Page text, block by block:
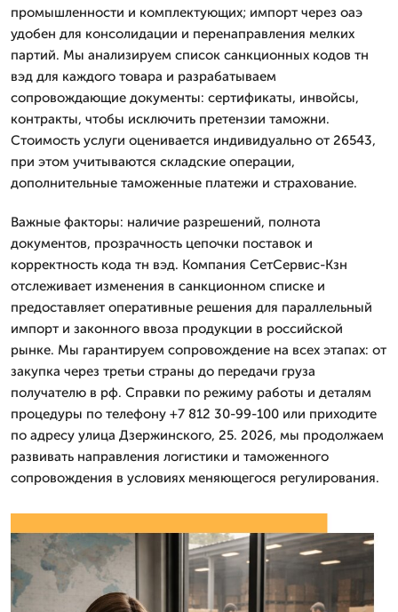
промышленности и комплектующих; импорт через оаэ
удобен для консолидации и перенаправления мелких
партий. Мы анализируем список санкционных кодов тн
вэд для каждого товара и разрабатываем
сопровождающие документы: сертификаты, инвойсы,
контракты, чтобы исключить претензии таможни.
Стоимость услуги оценивается индивидуально от 26543,
при этом учитываются складские операции,
дополнительные таможенные платежи и страхование.
Важные факторы: наличие разрешений, полнота
документов, прозрачность цепочки поставок и
корректность кода тн вэд. Компания СетСервис-Кзн
отслеживает изменения в санкционном списке и
предоставляет оперативные решения для параллельный
импорт и законного ввоза продукции в российской
рынке. Мы гарантируем сопровождение на всех этапах: от
закупка через третьи страны до передачи груза
получателю в рф. Справки по режиму работы и деталям
процедуры по телефону +7 812 30-99-100 или приходите
по адресу улица Дзержинского, 25. 2026, мы продолжаем
развивать направления логистики и таможенного
сопровождения в условиях меняющегося регулирования.